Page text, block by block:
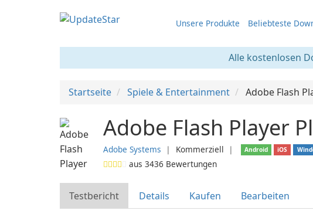
Unsere Produkte Beliebteste
Alle kostenlosen
Startseite Spiele & Entertainment Adobe Flash
Adobe Flash Player
Adobe Systems ❘ Kommerziell ❘ Android iOS
aus 3436 Bewertungen
Testbericht Details Kaufen Bearbeiten